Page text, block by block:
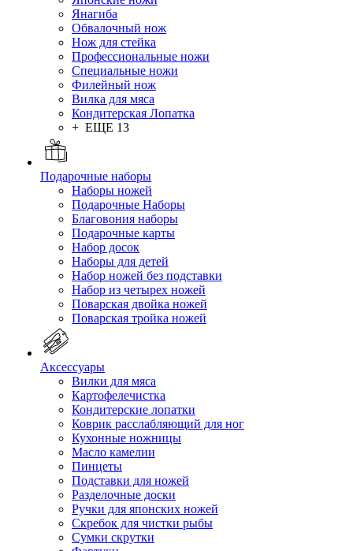
Янагиба
Обвалочный нож
Нож для стейка
Профессиональные ножи
Специальные ножи
Филейный нож
Вилка для мяса
Кондитерская Лопатка
+ ЕЩЕ 13
Подарочные наборы
Наборы ножей
Подарочные Наборы
Благовония наборы
Подарочные карты
Набор досок
Наборы для детей
Набор ножей без подставки
Набор из четырех ножей
Поварская двойка ножей
Поварская тройка ножей
Аксессуары
Вилки для мяса
Картофелечистка
Кондитерские лопатки
Коврик расслабляющий для ног
Кухонные ножницы
Масло камелии
Пинцеты
Подставки для ножей
Разделочные доски
Ручки для японских ножей
Скребок для чистки рыбы
Сумки скрутки